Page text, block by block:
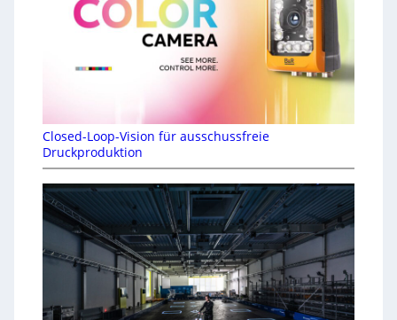
Closed-Loop-Vision für ausschussfreie
Druckproduktion